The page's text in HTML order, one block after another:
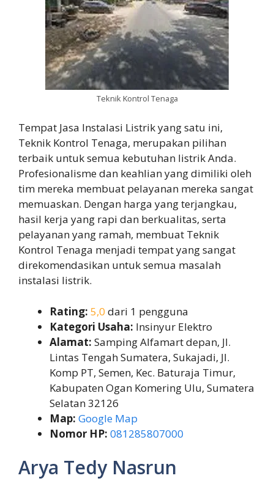
Teknik Kontrol Tenaga
Tempat Jasa Instalasi Listrik yang satu ini,
Teknik Kontrol Tenaga, merupakan pilihan
terbaik untuk semua kebutuhan listrik Anda.
Profesionalisme dan keahlian yang dimiliki oleh
tim mereka membuat pelayanan mereka sangat
memuaskan. Dengan harga yang terjangkau,
hasil kerja yang rapi dan berkualitas, serta
pelayanan yang ramah, membuat Teknik
Kontrol Tenaga menjadi tempat yang sangat
direkomendasikan untuk semua masalah
instalasi listrik.
Rating: 5,0 dari 1 pengguna
Kategori Usaha: Insinyur Elektro
Alamat: Samping Alfamart depan, Jl.
Lintas Tengah Sumatera, Sukajadi, Jl.
Komp PT, Semen, Kec. Baturaja Timur,
Kabupaten Ogan Komering Ulu, Sumatera
Selatan 32126
Map: Google Map
Nomor HP: 081285807000
Arya Tedy Nasrun